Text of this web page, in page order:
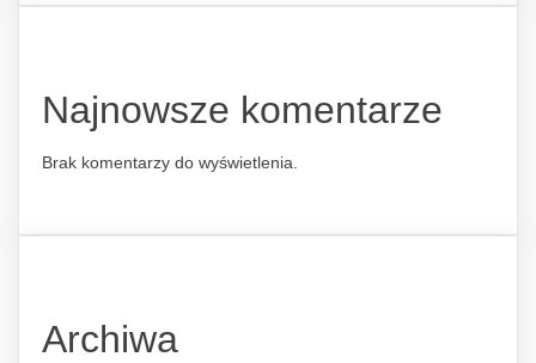
Najnowsze komentarze
Brak komentarzy do wyświetlenia.
Archiwa